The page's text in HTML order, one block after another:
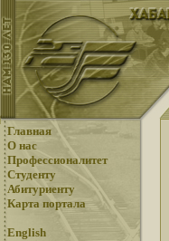
Главная
О нас
Профессионалитет
Студенту
Абитуриенту
Карта портала
English